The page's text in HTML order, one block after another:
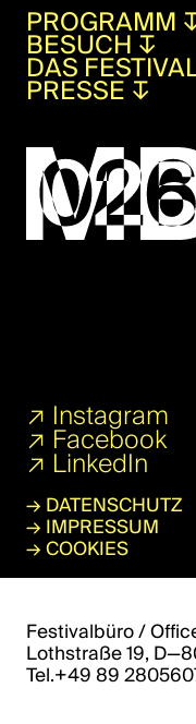
PROGRAMM
BESUCH↧
DAS
PRESSE↧
→ DATENSCHUTZ
→ IMPRESSUM
→COOKIES
↗ Instagram
↗ Facebook
↗ LinkedIn
Festivalbüro /
Lothstraße 19,
Tel.+49 89